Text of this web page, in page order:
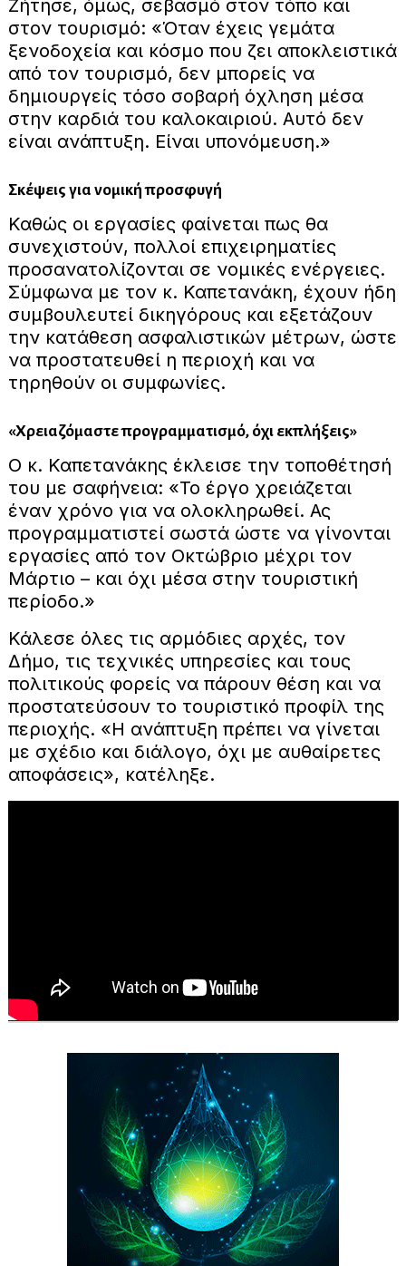
Ζήτησε, όμως, σεβασμό στον τόπο και
στον τουρισμό: «Όταν έχεις γεμάτα
ξενοδοχεία και κόσμο που ζει αποκλειστικά
από τον τουρισμό, δεν μπορείς να
δημιουργείς τόσο σοβαρή όχληση μέσα
στην καρδιά του καλοκαιριού. Αυτό δεν
είναι ανάπτυξη. Είναι υπονόμευση.»
Σκέψεις για νομική προσφυγή
Καθώς οι εργασίες φαίνεται πως θα
συνεχιστούν, πολλοί επιχειρηματίες
προσανατολίζονται σε νομικές ενέργειες.
Σύμφωνα με τον κ. Καπετανάκη, έχουν ήδη
συμβουλευτεί δικηγόρους και εξετάζουν
την κατάθεση ασφαλιστικών μέτρων, ώστε
να προστατευθεί η περιοχή και να
τηρηθούν οι συμφωνίες.
«Χρειαζόμαστε προγραμματισμό, όχι εκπλήξεις»
Ο κ. Καπετανάκης έκλεισε την τοποθέτησή
του με σαφήνεια: «Το έργο χρειάζεται
έναν χρόνο για να ολοκληρωθεί. Ας
προγραμματιστεί σωστά ώστε να γίνονται
εργασίες από τον Οκτώβριο μέχρι τον
Μάρτιο – και όχι μέσα στην τουριστική
περίοδο.»
Κάλεσε όλες τις αρμόδιες αρχές, τον
Δήμο, τις τεχνικές υπηρεσίες και τους
πολιτικούς φορείς να πάρουν θέση και να
προστατεύσουν το τουριστικό προφίλ της
περιοχής. «Η ανάπτυξη πρέπει να γίνεται
με σχέδιο και διάλογο, όχι με αυθαίρετες
αποφάσεις», κατέληξε.